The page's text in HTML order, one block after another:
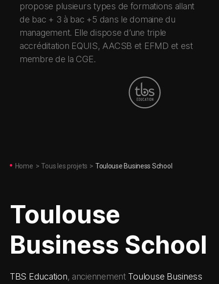
propose plusieurs types de formations allant
de bac + 3 à bac +5 dans le domaine du
management. Elle dispose d’une triple
accréditation EQUIS, AACSB et EFMD et est
membre de la CGE.
Home > Tous les projets > Toulouse Business School
Toulouse
Business School
TBS Education, anciennement Toulouse Business